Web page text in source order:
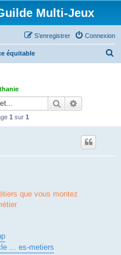
Multi-Jeux
Connexion
S’enregistrer
équitable
Rechercher
1 sur 1
que vous montez
... es-metiers